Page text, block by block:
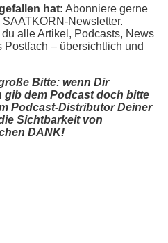
hat: Abonniere gerne
Newsletter.
alle Artikel, Podcasts, News
– übersichtlich und
Bitte: wenn Dir
gib dem Podcast doch bitte
Podcast-Distributor Deiner
Sichtbarkeit von
DANK!